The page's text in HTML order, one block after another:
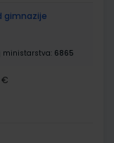
gimnazije
ministarstva: 6865
€